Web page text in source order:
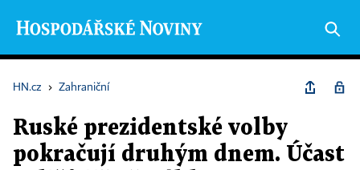
HN.cz › Zahraniční
Ruské prezidentské volby
pokračují druhým dnem. Účast